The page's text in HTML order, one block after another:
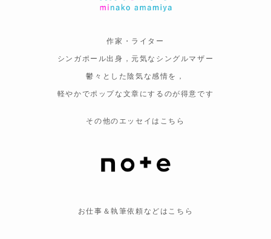
作家・ライター
シンガポール出身，元気なシングルマザー
鬱々とした陰気な感情を，
軽やかでポップな文章にするのが得意です
その他のエッセイはこちら
お仕事＆執筆依頼などはこちら